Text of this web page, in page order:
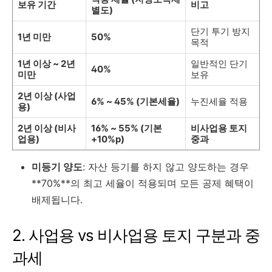
보유 기간
별도)
비고
1년 미만 50%
단기 투기 방지
목적
1년 이상 ~ 2년
미만
40%
일반적인 단기
보유
2년 이상 (사업
용)
6% ~ 45% (기본세율) 누진세율 적용
2년 이상 (비사
업용)
16% ~ 55% (기본
+10%p)
비사업용 토지
중과
미등기 양도: 자산 등기를 하지 않고 양도하는 경우
**70%**의 최고 세율이 적용되며 모든 공제 혜택이
배제됩니다.
2. 사업용 vs 비사업용 토지 구분과 중
과세